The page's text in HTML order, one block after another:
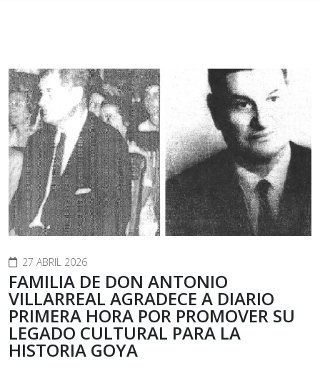
27 ABRIL 2026
FAMILIA DE DON ANTONIO
VILLARREAL AGRADECE A DIARIO
PRIMERA HORA POR PROMOVER SU
LEGADO CULTURAL PARA LA
HISTORIA GOYA